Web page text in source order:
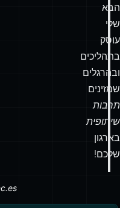
הבא
שלי
עוסק
בתהליכים
ובהרגלים
שמזינים
תרבות
שיתופית
בארגון
שלכם!